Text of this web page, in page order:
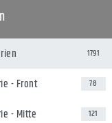
1791
- Front 78
- Mitte 121